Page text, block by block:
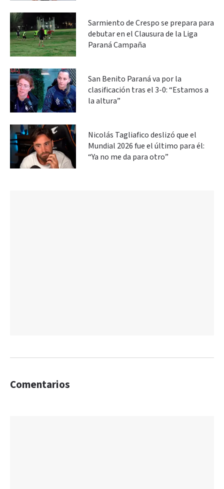
Sarmiento de Crespo se prepara para
debutar en el Clausura de la Liga
Paraná Campaña
San Benito Paraná va por la
clasificación tras el 3-0: “Estamos a
la altura”
Nicolás Tagliafico deslizó que el
Mundial 2026 fue el último para él:
“Ya no me da para otro”
Comentarios